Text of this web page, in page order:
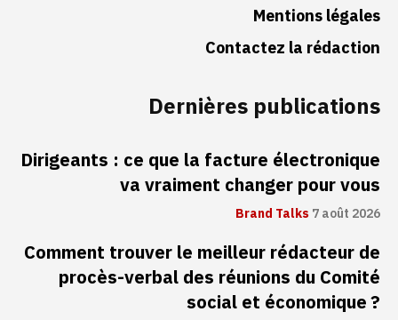
Mentions légales
Contactez la rédaction
Dernières publications
Dirigeants : ce que la facture électronique
va vraiment changer pour vous
Brand Talks7 août 2026
Comment trouver le meilleur rédacteur de
procès-verbal des réunions du Comité
social et économique ?